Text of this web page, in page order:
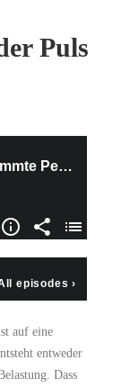
Puls
auf eine
entweder
Dass